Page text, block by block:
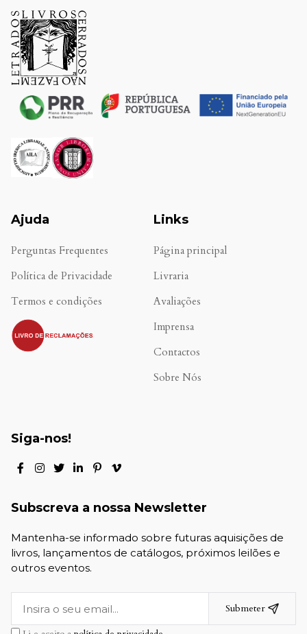
Ajuda
Perguntas Frequentes
Política de Privacidade
Termos e condições
.
Links
Página principal
Livraria
Avaliações
Imprensa
Contactos
Sobre Nós
Siga-nos!
Subscreva a nossa Newsletter
Mantenha-se informado sobre futuras aquisições de
livros, lançamentos de catálogos, próximos leilões e
outros eventos.
Submeter